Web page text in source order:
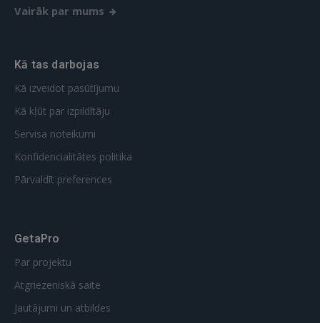
Vairāk par mums
Kā tas darbojas
Kā izveidot pasūtījumu
Kā kļūt par izpildītāju
Servisa noteikumi
Konfidencialitātes politika
Pārvaldīt preferences
GetaPro
Par projektu
Atgriezeniskā saite
Jautājumi un atbildes